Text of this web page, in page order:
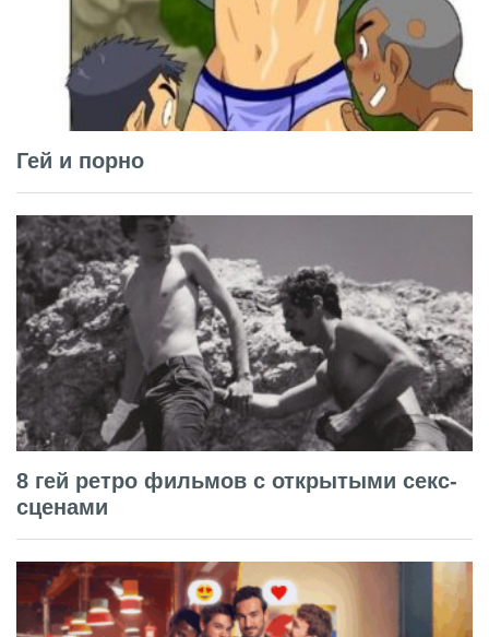
Гей и порно
8 гей ретро фильмов с открытыми секс-
сценами